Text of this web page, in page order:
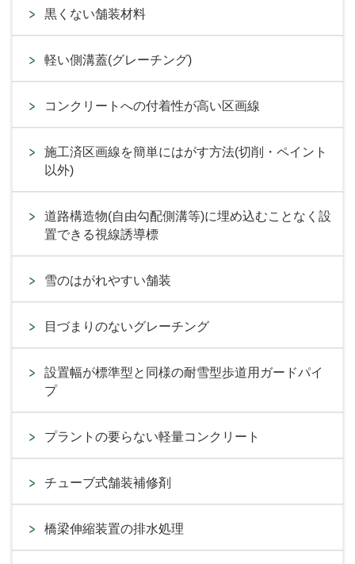
黒くない舗装材料
軽い側溝蓋(グレーチング)
コンクリートへの付着性が高い区画線
施工済区画線を簡単にはがす方法(切削・ペイント
以外)
道路構造物(自由勾配側溝等)に埋め込むことなく設
置できる視線誘導標
雪のはがれやすい舗装
目づまりのないグレーチング
設置幅が標準型と同様の耐雪型歩道用ガードパイ
プ
プラントの要らない軽量コンクリート
チューブ式舗装補修剤
橋梁伸縮装置の排水処理